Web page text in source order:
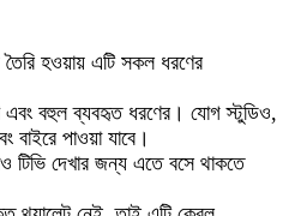
তৈরি হওয়ায় এটি সকল ধরণের
এবং বহুল ব্যবহৃত ধরণের। যোগ স্টুডিও,
পাওয়া যাবে।
টিভি দেখার জন্য এতে বসে থাকতে